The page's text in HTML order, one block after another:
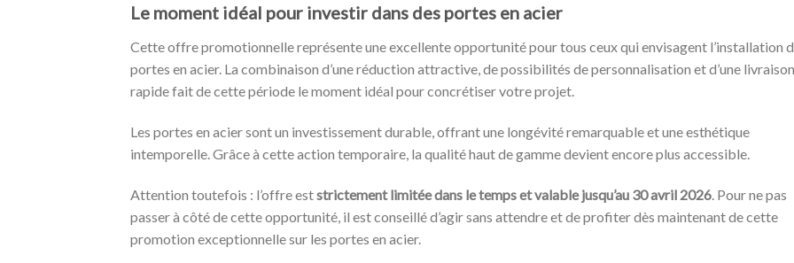
Le moment idéal pour investir dans des portes en acier
Cette offre promotionnelle représente une excellente opportunité pour tous ceux qui envisagent l’installation
portes en acier. La combinaison d’une réduction attractive, de possibilités de personnalisation et d’une livraison
rapide fait de cette période le moment idéal pour concrétiser votre projet.
Les portes en acier sont un investissement durable, offrant une longévité remarquable et une esthétique
intemporelle. Grâce à cette action temporaire, la qualité haut de gamme devient encore plus accessible.
Attention toutefois : l’offre eststrictement limitée dans le temps et valable jusqu’au 30 avril 2026 . Pour ne pas
passer à côté de cette opportunité, il est conseillé d’agir sans attendre et de profiter dès maintenant de cette
promotion exceptionnelle sur les portes en acier.